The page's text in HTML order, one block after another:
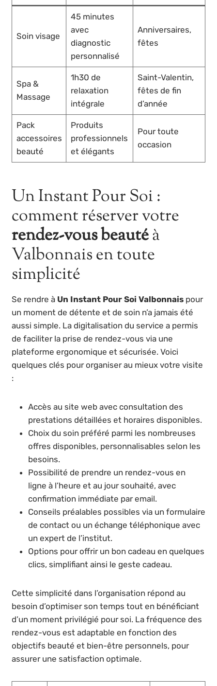
Soin visage
45 minutes
avec
diagnostic
personnalisé
Anniversaires,
fêtes
Spa &
Massage
1h30 de
relaxation
intégrale
Saint-Valentin,
fêtes de fin
d’année
Pack
accessoires
beauté
Produits
professionnels
et élégants
Pour toute
occasion
Un Instant Pour Soi :
comment réserver votre
rendez-vous beautéà
Valbonnais en toute
simplicité
Se rendre à Un Instant Pour Soi Valbonnais pour
un moment de détente et de soin n’a jamais été
aussi simple. La digitalisation du service a permis
de faciliter la prise de rendez-vous via une
plateforme ergonomique et sécurisée. Voici
quelques clés pour organiser au mieux votre visite
:
Accès au site web avec consultation des
prestations détaillées et horaires disponibles.
Choix du soin préféré parmi les nombreuses
offres disponibles, personnalisables selon les
besoins.
Possibilité de prendre un rendez-vous en
ligne à l’heure et au jour souhaité, avec
confirmation immédiate par email.
Conseils préalables possibles via un formulaire
de contact ou un échange téléphonique avec
un expert de l’institut.
Options pour offrir un bon cadeau en quelques
clics, simplifiant ainsi le geste cadeau.
Cette simplicité dans l’organisation répond au
besoin d’optimiser son temps tout en bénéficiant
d’un moment privilégié pour soi. La fréquence des
rendez-vous est adaptable en fonction des
objectifs beauté et bien-être personnels, pour
assurer une satisfaction optimale.